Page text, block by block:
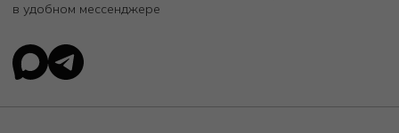
в удобном мессенджере